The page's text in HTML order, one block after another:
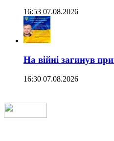
16:53 07.08.2026
На війні загинув
16:30 07.08.2026